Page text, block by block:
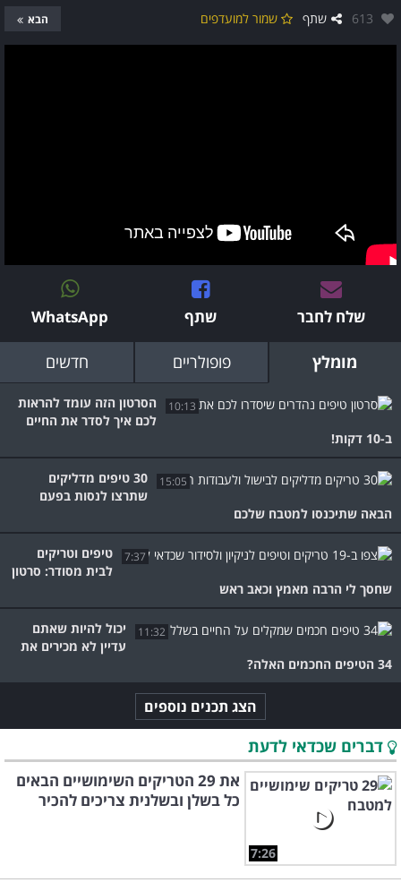
אהבו:
613 שתף שמור למועדפים הבא
שלח לחבר שתף WhatsApp
מומלץ פופולריים חדשים
10:13
הסרטון הזה עומד להראות
לכם איך לסדר את החיים
ב-10 דקות!
15:05
30 טיפים מדליקים
שתרצו לנסות בפעם
הבאה שתיכנסו למטבח שלכם
7:37
טיפים וטריקים
לבית מסודר: סרטון
שחסך לי הרבה מאמץ וכאב ראש
11:32
יכול להיות שאתם
עדיין לא מכירים את
34 הטיפים החכמים האלה?
הצג תכנים נוספים
דברים שכדאי לדעת
7:26
את 29 הטריקים השימושיים הבאים
כל בשלן ובשלנית צריכים להכיר